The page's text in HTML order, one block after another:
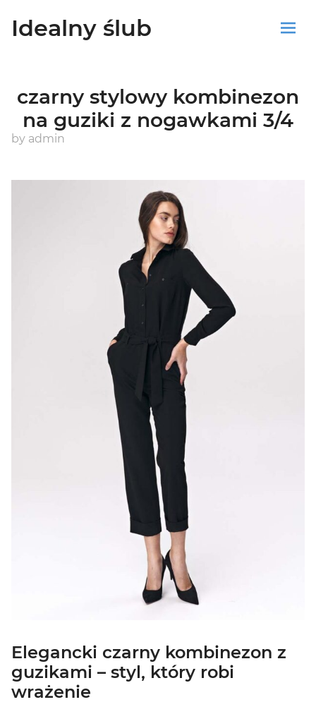
Idealny ślub
Blog
Koszyk
czarny stylowy kombinezon
na guziki z nogawkami 3/4
by admin
Elegancki czarny kombinezon z
guzikami – styl, który robi
wrażenie